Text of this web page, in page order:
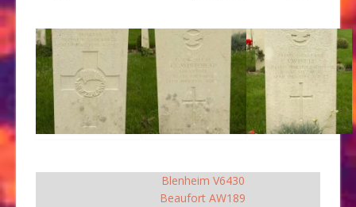
Blenheim V6430
Beaufort AW189